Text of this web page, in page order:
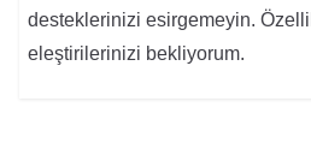
desteklerinizi esirgemeyin.
eleştirilerinizi bekliyorum.